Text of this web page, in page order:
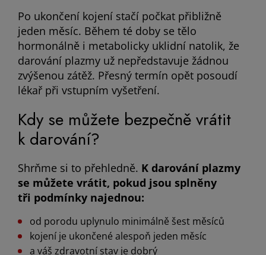
Po ukončení kojení stačí počkat přibližně
jeden měsíc. Během té doby se tělo
hormonálně i metabolicky uklidní natolik, že
darování plazmy už nepředstavuje žádnou
zvýšenou zátěž. Přesný termín opět posoudí
lékař při vstupním vyšetření.
Kdy se můžete bezpečně vrátit
k darování?
Shrňme si to přehledně. K darování plazmy
se můžete vrátit, pokud jsou splněny
tři podmínky najednou:
od porodu uplynulo minimálně šest měsíců
kojení je ukončené alespoň jeden měsíc
a váš zdravotní stav je dobrý